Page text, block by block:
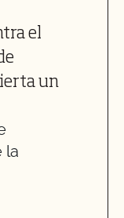
el
un
la